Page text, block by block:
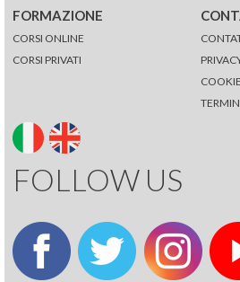
FORMAZIONE
CORSI ONLINE
CORSI PRIVATI
FOLLOW US